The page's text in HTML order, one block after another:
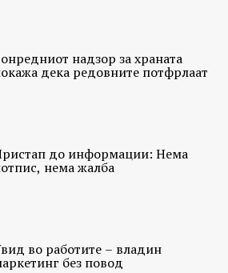
надзор за храната
дека редовните потфрлаат
до информации: Нема
нема жалба
во работите – владин
без повод